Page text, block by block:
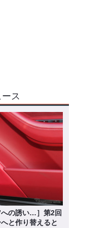
ス
への誘い…］第2回
と作り替えると